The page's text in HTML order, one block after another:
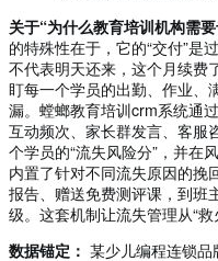
关于“为什么教育培训机构需
的特殊性在于，它的“交付”是
不代表明天还来，这个月续费
盯每一个学员的出勤、作业、
漏。螳螂教育培训crm系统通
互动频次、家长群发言、客服
个学员的“流失风险分”，并在
内置了针对不同流失原因的挽
报告、赠送免费测评课，到班
级。这套机制让流失管理从“救
数据锚定： 某少儿编程连锁